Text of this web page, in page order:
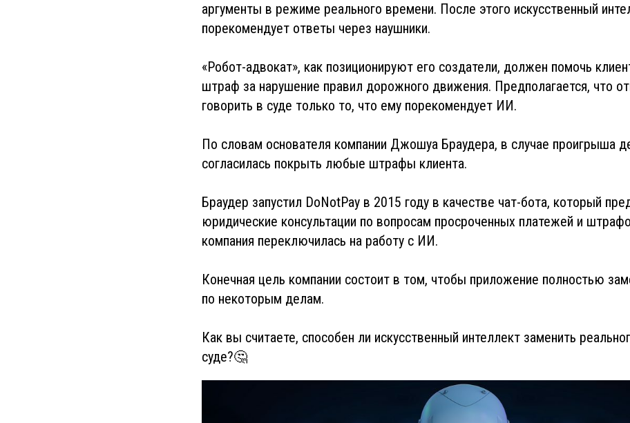
аргументы в режиме реального времени. После этого искусственный
порекомендует ответы через наушники.
«Робот-адвокат», как позиционируют его создатели, должен помочь
штраф за нарушение правил дорожного движения. Предполагается, что
говорить в суде только то, что ему порекомендует ИИ.
По словам основателя компании Джошуа Браудера, в случае проигрыша
согласилась покрыть любые штрафы клиента.
Браудер запустил DoNotPay в 2015 году в качестве чат-бота, который
юридические консультации по вопросам просроченных платежей и
компания переключилась на работу с ИИ.
Конечная цель компании состоит в том, чтобы приложение полностью
по некоторым делам.
Как вы считаете, способен ли искусственный интеллект заменить
суде?🤔